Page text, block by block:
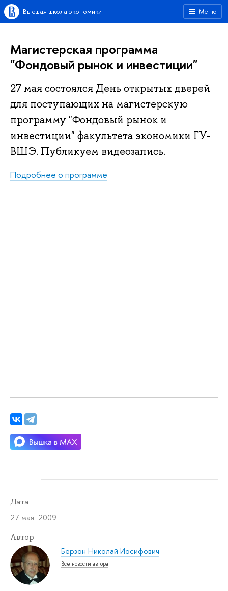
Меню
Высшая школа экономики
Магистерская программа
"Фондовый рынок и инвестиции"
27 мая состоялся День открытых дверей
для поступающих на магистерскую
программу "Фондовый рынок и
инвестиции" факультета экономики ГУ-
ВШЭ. Публикуем видеозапись.
Подробнее о программе
Дата
27 мая 2009
Автор
Берзон Николай Иосифович
Все новости автора